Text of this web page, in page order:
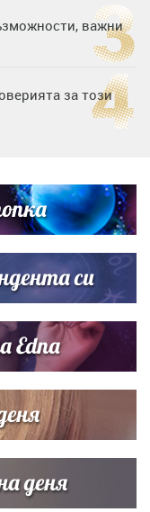
важни
за този
Анистън,
яхта
си
Edna
деня